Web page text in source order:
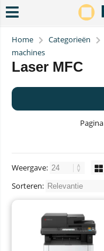
Home Categorieën
machines
Laser MFC
Pagina
Weergave:
Sorteren: